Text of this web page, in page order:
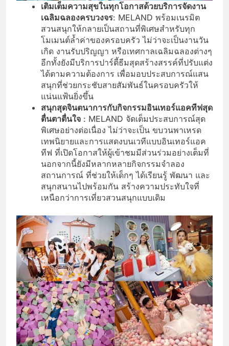
เติมเต็มความสุขในทุกโอกาสด้วยบริการจัดงาน
เฉลิมฉลองครบวงจร: MELAND พร้อมเนรมิต
สวนสนุกให้กลายเป็นสถานที่พิเศษสำหรับทุก
โมเมนต์ล้ำค่าของครอบครัว ไม่ว่าจะเป็นงานวัน
เกิด งานรับปริญญา หรือเทศกาลเฉลิมฉลองต่างๆ
อีกทั้งยังมีบริการปาร์ตี้ธีมสุดสร้างสรรค์ที่ปรับแต่ง
ได้ตามความต้องการ เพื่อมอบประสบการณ์แสน
สนุกที่ช่วยกระชับสายสัมพันธ์ในครอบครัวให้
แน่นแฟ้นยิ่งขึ้น
สนุกสุดจินตนาการกับกิจกรรมอินเทอร์แอคทีฟสุด
ตื่นตาตื่นใจ : MELAND จัดเต็มประสบการณ์สุด
พิเศษอย่างต่อเนื่อง ไม่ว่าจะเป็น ขบวนพาเหรด
เทพนิยายและการแสดงบนเวทีแบบอินเทอร์แอค
ทีฟ ที่เปิดโอกาสให้ผู้เข้าชมมีส่วนร่วมอย่างเต็มที่
นอกจากนี้ยังมีหลากหลายกิจกรรมจำลอง
สถานการณ์ ที่ช่วยให้เด็กๆ ได้เรียนรู้ พัฒนา และ
สนุกสนานไปพร้อมกัน สร้างความประทับใจที่
เหนือกว่าการเที่ยวสวนสนุกแบบเดิม